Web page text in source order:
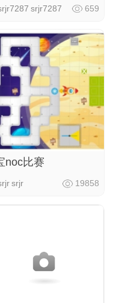
srjr7287 659
noc比赛
srjr 19858